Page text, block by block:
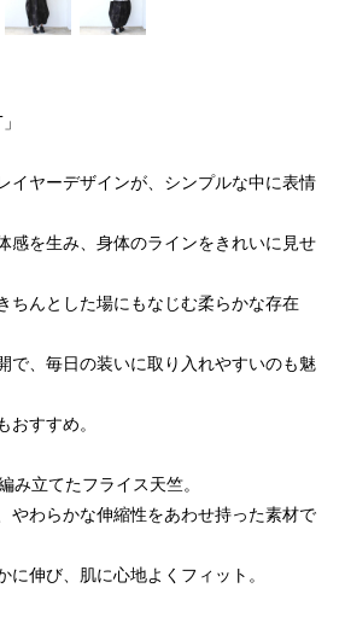
イヤーデザインが、シンプルな中に表情
感を生み、身体のラインをきれいに見せ
ちんとした場にもなじむ柔らかな存在
で、毎日の装いに取り入れやすいのも魅
おすすめ。
み立てたフライス天竺。
やわらかな伸縮性をあわせ持った素材で
に伸び、肌に心地よくフィット。